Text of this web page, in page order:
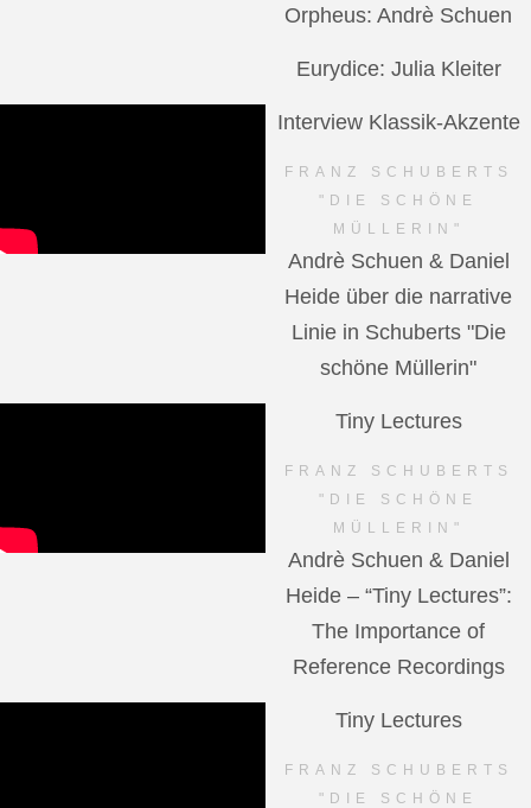
Orpheus: Andrè Schuen
Eurydice: Julia Kleiter
Interview Klassik-Akzente
FRANZ SCHUBERTS
"DIE SCHÖNE
MÜLLERIN"
Andrè Schuen & Daniel
Heide über die narrative
Linie in Schuberts "Die
schöne Müllerin"
Tiny Lectures
FRANZ SCHUBERTS
"DIE SCHÖNE
MÜLLERIN"
Andrè Schuen & Daniel
Heide – “Tiny Lectures”:
The Importance of
Reference Recordings
Tiny Lectures
FRANZ SCHUBERTS
"DIE SCHÖNE